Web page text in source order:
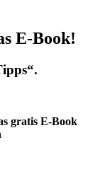
E-Book!
gratis E-Book